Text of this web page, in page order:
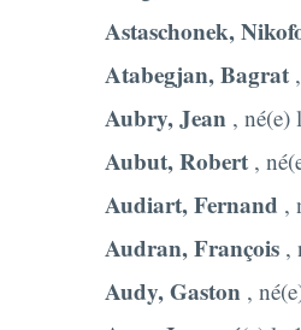
Astaschonek,
Atabegjan, Bagrat
Aubry, Jean , né(e)
Aubut, Robert ,
Audiart, Fernand ,
Audran, François ,
Audy, Gaston ,